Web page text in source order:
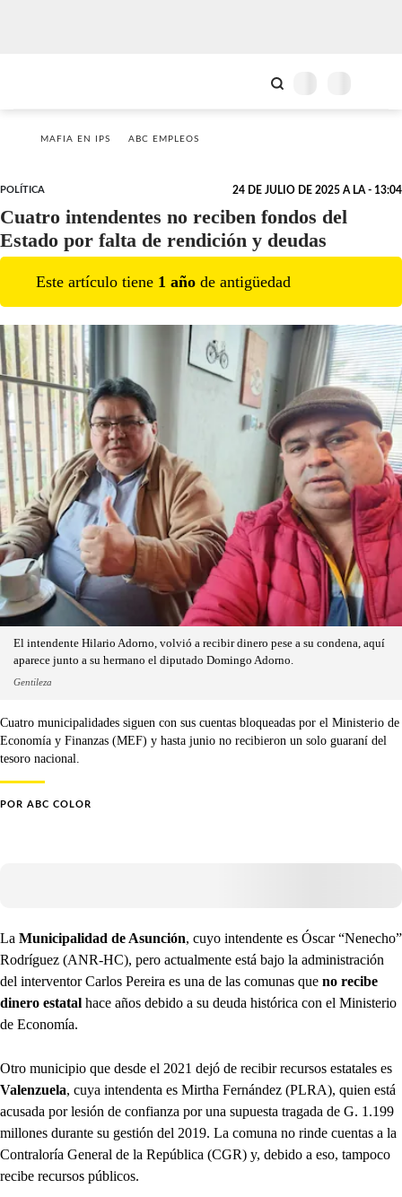
MAFIA EN IPS ABC EMPLEOS
POLÍTICA 24 DE JULIO DE 2025 A LA - 13:04
Cuatro intendentes no reciben fondos del
Estado por falta de rendición y deudas
Este artículo tiene 1 año de antigüedad
El intendente Hilario Adorno, volvió a recibir dinero pese a su condena, aquí
aparece junto a su hermano el diputado Domingo Adorno.
Gentileza
Cuatro municipalidades siguen con sus cuentas bloqueadas por el Ministerio de
Economía y Finanzas (MEF) y hasta junio no recibieron un solo guaraní del
tesoro nacional.
POR ABC COLOR
La Municipalidad de Asunción, cuyo intendente es Óscar “Nenecho”
Rodríguez (ANR-HC), pero actualmente está bajo la administración
del interventor Carlos Pereira es una de las comunas que no recibe
dinero estatal hace años debido a su deuda histórica con el Ministerio
de Economía.
Otro municipio que desde el 2021 dejó de recibir recursos estatales es
Valenzuela, cuya intendenta es Mirtha Fernández (PLRA), quien está
acusada por lesión de confianza por una supuesta tragada de G. 1.199
millones durante su gestión del 2019. La comuna no rinde cuentas a la
Contraloría General de la República (CGR) y, debido a eso, tampoco
recibe recursos públicos.